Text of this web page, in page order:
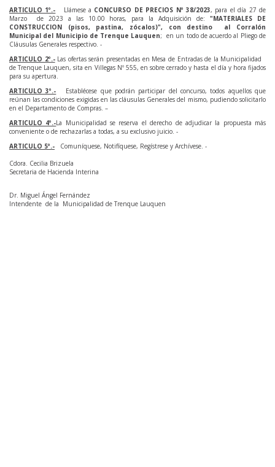
ARTICULO 1º.- Llámese a CONCURSO DE PRECIOS Nº 38/2023, para el día 27 de
Marzo de 2023 a las 10.00 horas, para la Adquisición de:"MATERIALES DE
CONSTRUCCION (pisos, pastina, zócalos)", con destino al Corralón
Municipal del Municipio de Trenque Lauquen; en un todo de acuerdo al Pliego de
Cláusulas Generales respectivo. -
ARTICULO 2º.-Las ofertas serán presentadas en Mesa de Entradas de la Municipalidad
de Trenque Lauquen, sita en Villegas Nº 555, en sobre cerrado y hasta el día y hora fijados
para su apertura.
ARTICULO 3º.- Establécese que podrán participar del concurso, todos aquellos que
reúnan las condiciones exigidas en las cláusulas Generales del mismo, pudiendo solicitarlo
en el Departamento de Compras. –
ARTICULO 4º.-La Municipalidad se reserva el derecho de adjudicar la propuesta más
conveniente o de rechazarlas a todas, a su exclusivo juicio. -
ARTICULO 5º.- Comuníquese, Notifíquese, Regístrese y Archívese. -
Cdora. Cecilia Brizuela
Secretaria de Hacienda Interina
Dr. Miguel Ángel Fernández
Intendente de la Municipalidad de Trenque Lauquen